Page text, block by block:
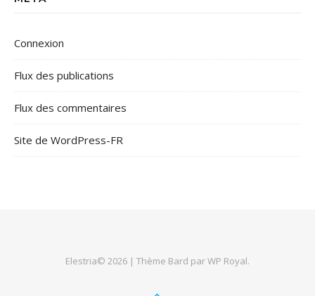
Connexion
Flux des publications
Flux des commentaires
Site de WordPress-FR
Elestria© 2026 | Thème Bard parWP Royal.